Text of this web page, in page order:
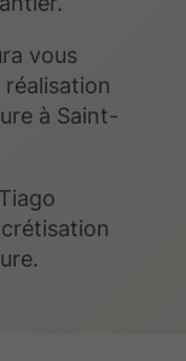
vous
à Saint-